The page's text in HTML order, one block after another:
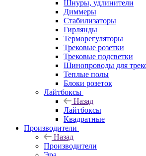
Шнуры, удлинители
Диммеры
Стабилизаторы
Гирлянды
Терморегуляторы
Трековые розетки
Трековые подсветки
Шинопроводы для
Теплые полы
Блоки розеток
Лайтбоксы
Назад
Лайтбоксы
Квадратные
Производители
Назад
Производители